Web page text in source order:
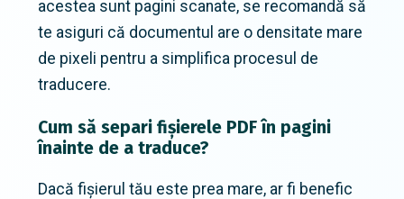
acestea sunt pagini scanate, se recomandă să
te asiguri că documentul are o densitate mare
de pixeli pentru a simplifica procesul de
traducere.
Cum să separi fișierele PDF în pagini
înainte de a traduce?
Dacă fișierul tău este prea mare, ar fi benefic